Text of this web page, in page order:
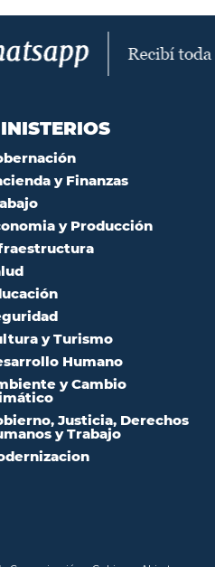
y Finanzas
y Producción
y Turismo
Humano
y Cambio
Justicia, Derechos
y Trabajo